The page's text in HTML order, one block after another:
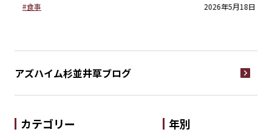
2026年5月18日
アズハイム杉並井草ブログ
カテゴリー 年別